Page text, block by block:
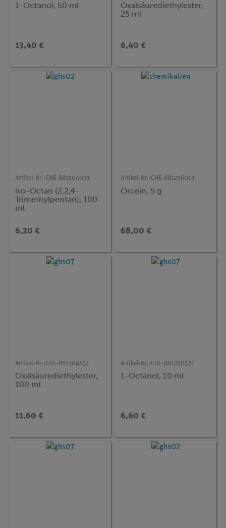
1-Octanol, 50 ml
13,40 €
Oxalsäurediethylester,
25 ml
6,40 €
Artikel-Nr.:CHE-881104031
iso-Octan (2,2,4-
Trimethylpentan), 100
ml
6,20 €
Artikel-Nr.:CHE-881236013
Orcein, 5 g
68,00 €
Artikel-Nr.:CHE-881104631
Oxalsäurediethylester,
100 ml
11,60 €
Artikel-Nr.:CHE-881230521
1-Octanol, 10 ml
6,60 €